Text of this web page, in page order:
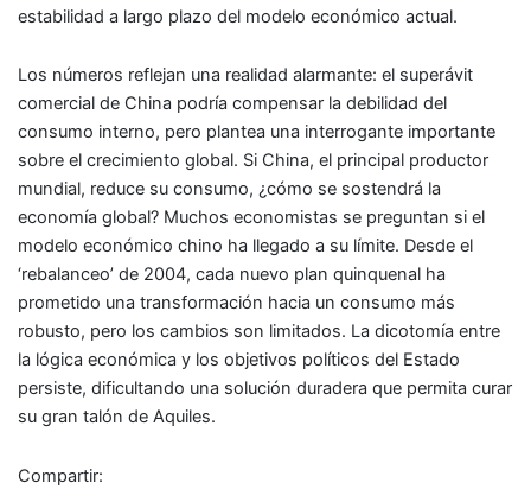
estabilidad a largo plazo del modelo económico actual.
Los números reflejan una realidad alarmante: el superávit
comercial de China podría compensar la debilidad del
consumo interno, pero plantea una interrogante importante
sobre el crecimiento global. Si China, el principal productor
mundial, reduce su consumo, ¿cómo se sostendrá la
economía global? Muchos economistas se preguntan si el
modelo económico chino ha llegado a su límite. Desde el
‘rebalanceo’ de 2004, cada nuevo plan quinquenal ha
prometido una transformación hacia un consumo más
robusto, pero los cambios son limitados. La dicotomía entre
la lógica económica y los objetivos políticos del Estado
persiste, dificultando una solución duradera que permita curar
su gran talón de Aquiles.
Compartir: